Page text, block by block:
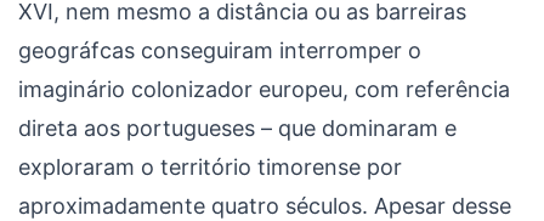
XVI, nem mesmo a distância ou as barreiras
geográfcas conseguiram interromper o
imaginário colonizador europeu, com referência
direta aos portugueses – que dominaram e
exploraram o território timorense por
aproximadamente quatro séculos. Apesar desse